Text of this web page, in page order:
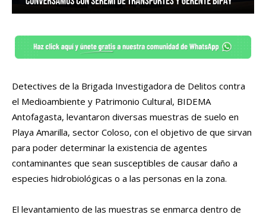
Detectives de la Brigada Investigadora de Delitos contra
el Medioambiente y Patrimonio Cultural, BIDEMA
Antofagasta, levantaron diversas muestras de suelo en
Playa Amarilla, sector Coloso, con el objetivo de que sirvan
para poder determinar la existencia de agentes
contaminantes que sean susceptibles de causar daño a
especies hidrobiológicas o a las personas en la zona.
El levantamiento de las muestras se enmarca dentro de